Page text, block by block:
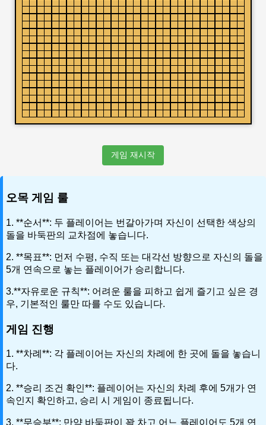
게임 재시작
오목 게임 룰
1. **순서**: 두 플레이어는 번갈아가며 자신이 선택한 색상의
돌을 바둑판의 교차점에 놓습니다.
2. **목표**: 먼저 수평, 수직 또는 대각선 방향으로 자신의 돌을
5개 연속으로 놓는 플레이어가 승리합니다.
3.**자유로운 규칙**: 어려운 룰을 피하고 쉽게 즐기고 싶은 경
우, 기본적인 룰만 따를 수도 있습니다.
게임 진행
1. **차례**: 각 플레이어는 자신의 차례에 한 곳에 돌을 놓습니
다.
2. **승리 조건 확인**: 플레이어는 자신의 차례 후에 5개가 연
속인지 확인하고, 승리 시 게임이 종료됩니다.
3. **무승부**: 만약 바둑판이 꽉 차고 어느 플레이어도 5개 연